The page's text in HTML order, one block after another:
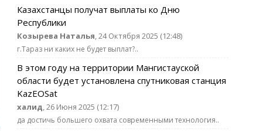
Казахстанцы получат выплаты ко Дню
Республики
Козырева Наталья, 24 Октября 2025 (12:48)
г.Тараз ни каких не будет выплат?..
В этом году на территории Мангистауской
области будет установлена спутниковая станция
KazEOSat
халид, 26 Июня 2025 (12:17)
да достичь большего охвата современными технология..